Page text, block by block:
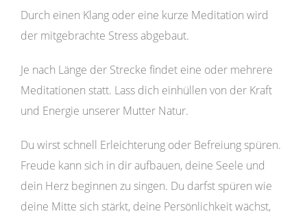
Durch einen Klang oder eine kurze Meditation wird
der mitgebrachte Stress abgebaut.
Je nach Länge der Strecke findet eine oder mehrere
Meditationen statt. Lass dich einhüllen von der Kraft
und Energie unserer Mutter Natur.
Du wirst schnell Erleichterung oder Befreiung spüren.
Freude kann sich in dir aufbauen, deine Seele und
dein Herz beginnen zu singen. Du darfst spüren wie
deine Mitte sich stärkt, deine Persönlichkeit wächst,